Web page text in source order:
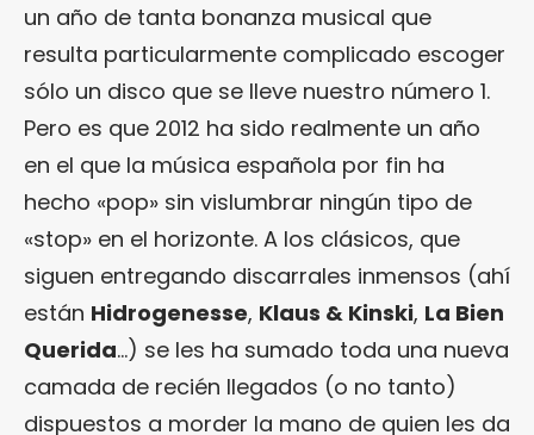
un año de tanta bonanza musical que
resulta particularmente complicado escoger
sólo un disco que se lleve nuestro número 1.
Pero es que 2012 ha sido realmente un año
en el que la música española por fin ha
hecho «pop» sin vislumbrar ningún tipo de
«stop» en el horizonte. A los clásicos, que
siguen entregando discarrales inmensos (ahí
están Hidrogenesse, Klaus & Kinski, La Bien
Querida…) se les ha sumado toda una nueva
camada de recién llegados (o no tanto)
dispuestos a morder la mano de quien les da